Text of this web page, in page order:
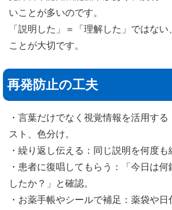
いことが多いのです。
「説明した」＝「理解した」ではな
ことが大切です。
再発防止の工夫
・言葉だけでなく視覚情報を活用す
スト、色分け。
・繰り返し伝える：同じ説明を何度も
・患者に復唱してもらう：「今日は何
したか？」と確認。
・お薬手帳やシールで補足：薬袋や